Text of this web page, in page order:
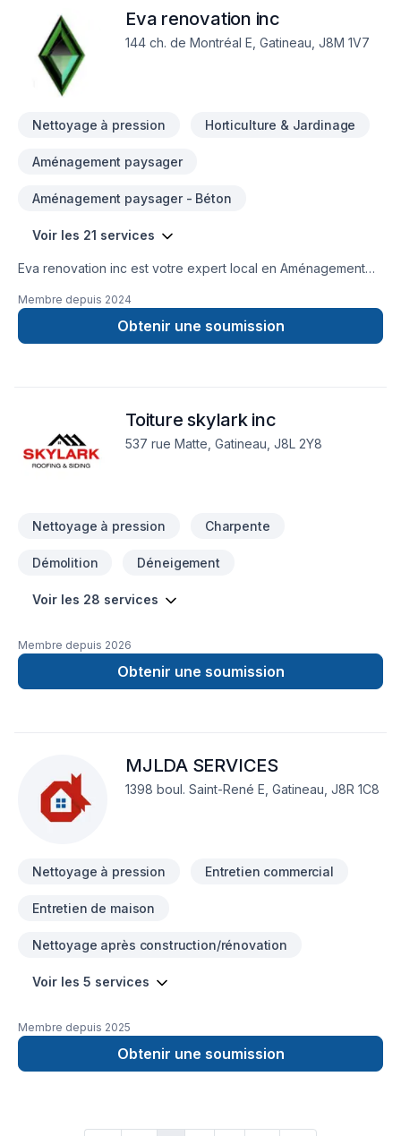
Eva renovation inc
144 ch. de Montréal E, Gatineau, J8M 1V7
Nettoyage à pression Horticulture & Jardinage
Aménagement paysager
Aménagement paysager - Béton
Voir les 21 services
Eva renovation inc est votre expert local en Aménagement
Entretien ménager, Entretien paysager, Excavation,
Horticulture, Irrigation, Muret, Pavage, Pavé uni,
Paysagement, Piscine, Tourbe, Transport dans les secteurs
garantir des résultats au-delà de vos attentes. Demandez
votre soumission personnalisée et démarrez votre projet en
toute confiance.
Membre depuis 2024
Obtenir une soumission
Toiture skylark inc
537 rue Matte, Gatineau, J8L 2Y8
Nettoyage à pression Charpente
Démolition Déneigement
Voir les 28 services
Membre depuis 2026
Obtenir une soumission
MJLDA SERVICES
1398 boul. Saint-René E, Gatineau, J8R 1C8
Nettoyage à pression Entretien commercial
Entretien de maison
Nettoyage après construction/rénovation
Voir les 5 services
Membre depuis 2025
Obtenir une soumission